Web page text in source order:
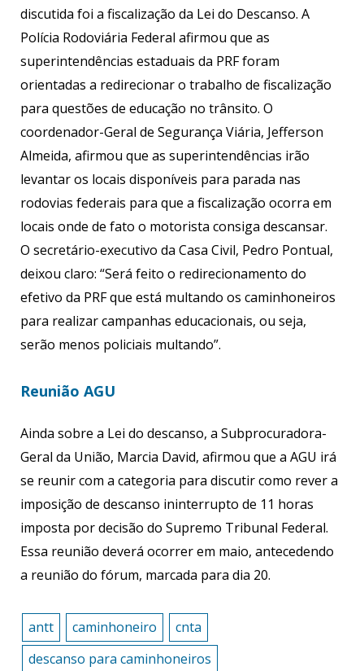
discutida foi a fiscalização da Lei do Descanso. A
Polícia Rodoviária Federal afirmou que as
superintendências estaduais da PRF foram
orientadas a redirecionar o trabalho de fiscalização
para questões de educação no trânsito. O
coordenador-Geral de Segurança Viária, Jefferson
Almeida, afirmou que as superintendências irão
levantar os locais disponíveis para parada nas
rodovias federais para que a fiscalização ocorra em
locais onde de fato o motorista consiga descansar.
O secretário-executivo da Casa Civil, Pedro Pontual,
deixou claro: “Será feito o redirecionamento do
efetivo da PRF que está multando os caminhoneiros
para realizar campanhas educacionais, ou seja,
serão menos policiais multando”.
Reunião AGU
Ainda sobre a Lei do descanso, a Subprocuradora-
Geral da União, Marcia David, afirmou que a AGU irá
se reunir com a categoria para discutir como rever a
imposição de descanso ininterrupto de 11 horas
imposta por decisão do Supremo Tribunal Federal.
Essa reunião deverá ocorrer em maio, antecedendo
a reunião do fórum, marcada para dia 20.
antt caminhoneiro
cnta
descanso para caminhoneiros